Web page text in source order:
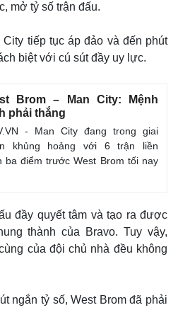
Multimedia
Video
mở tỷ số trận đấu.
tiếp tục áp đảo và đến phút
biệt với cú sút đầy uy lực.
Brom – Man City: Mệnh
phải thắng
- Man City đang trong giai
khủng hoảng với 6 trận liền
ba điểm trước West Brom tối nay
đầy quyết tâm và tạo ra được
thành của Bravo. Tuy vậy,
của đội chủ nhà đều không
ngắn tỷ số, West Brom đã phải